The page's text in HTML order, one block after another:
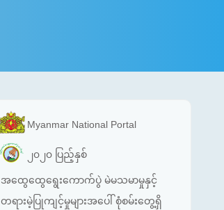
Myanmar National Portal
၂၀၂၀ ပြည့်နှစ်
အထွေထွေရွေးကောက်ပွဲ မဲမသမာမှုနှင့်
တရားမဲ့ပြုကျင့်မှုများအပေါ် စုံစမ်းတွေ့ရှိ